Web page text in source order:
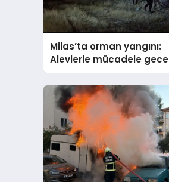
Milas’ta orman yangını:
Alevlerle mücadele gece
boyunca sürüyor